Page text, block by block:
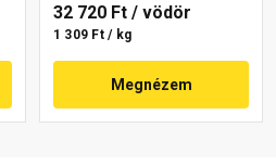
32 720 Ft / vödör
1 309 Ft / kg
Megnézem